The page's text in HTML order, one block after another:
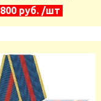
800 руб. /шт